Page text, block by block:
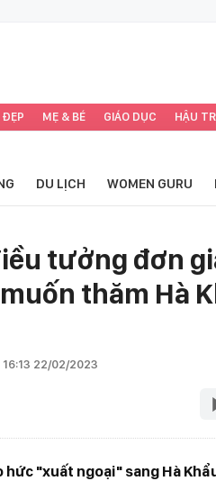
ĐẸP MẸ & BÉ GIÁO DỤC HẬU
DU LỊCH WOMEN GURU
tưởng đơn
thăm Hà
16:13 22/02/2023
"xuất ngoại" sang Hà